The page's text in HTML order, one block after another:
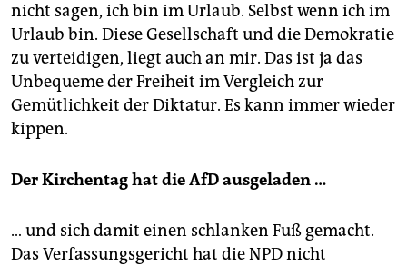
nicht sagen, ich bin im Urlaub. Selbst wenn ich im
Urlaub bin. Diese Gesellschaft und die Demokratie
zu verteidigen, liegt auch an mir. Das ist ja das
Unbequeme der Freiheit im Vergleich zur
Gemütlichkeit der Diktatur. Es kann immer wieder
kippen.
Der Kirchentag hat die AfD ausgeladen …
… und sich damit einen schlanken Fuß gemacht.
Das Verfassungsgericht hat die NPD nicht